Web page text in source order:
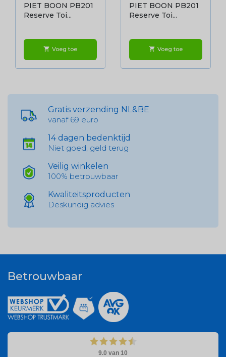
PIET BOON PB201
Reserve Toi...
shopping_cart Voeg toe
PIET BOON PB201
Reserve Toi...
shopping_cart Voeg toe
Gratis verzending NL&BE
vanaf 69 euro
14 dagen bedenktijd
Niet goed, geld terug
Veilig winkelen
100% betrouwbaar
Kwaliteitsproducten
Deskundig advies
Betrouwbaar